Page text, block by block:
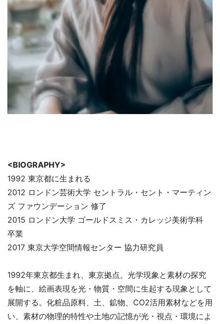
<BIOGRAPHY>
1992 東京都に生まれる
2012 ロンドン芸術大学 セントラル・セント・マーティン
ズ ファウンデーション 修了
2015 ロンドン大学 ゴールドスミス・カレッジ美術学科
卒業
2017 東京大学空間情報センター 協力研究員
1992年東京都生まれ、東京拠点。光学現象と素材の探究
を軸に、絵画表現を光・物質・空間に生起する現象として
展開する。化粧品原料、土、鉱物、CO2活用素材などを用
い、素材の物理的特性や土地の記憶が光・視点・環境によ